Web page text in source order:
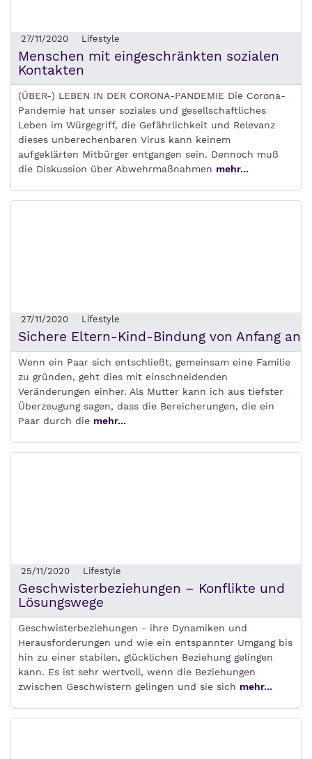
27/11/2020 Lifestyle
Menschen mit eingeschränkten sozialen
Kontakten
(ÜBER-) LEBEN IN DER CORONA-PANDEMIE Die Corona-
Pandemie hat unser soziales und gesellschaftliches
Leben im Würgegriff, die Gefährlichkeit und Relevanz
dieses unberechenbaren Virus kann keinem
aufgeklärten Mitbürger entgangen sein. Dennoch muß
die Diskussion über Abwehrmaßnahmen mehr...
27/11/2020 Lifestyle
Sichere Eltern-Kind-Bindung von Anfang an
Wenn ein Paar sich entschließt, gemeinsam eine Familie
zu gründen, geht dies mit einschneidenden
Veränderungen einher. Als Mutter kann ich aus tiefster
Überzeugung sagen, dass die Bereicherungen, die ein
Paar durch die mehr...
25/11/2020 Lifestyle
Geschwisterbeziehungen – Konflikte und
Lösungswege
Geschwisterbeziehungen - ihre Dynamiken und
Herausforderungen und wie ein entspannter Umgang bis
hin zu einer stabilen, glücklichen Beziehung gelingen
kann. Es ist sehr wertvoll, wenn die Beziehungen
zwischen Geschwistern gelingen und sie sich mehr...